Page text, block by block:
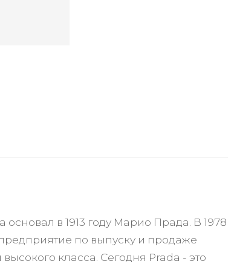
в 1913 году Марио Прада. В 1978
по выпуску и продаже
класса. Сегодня Prada - это